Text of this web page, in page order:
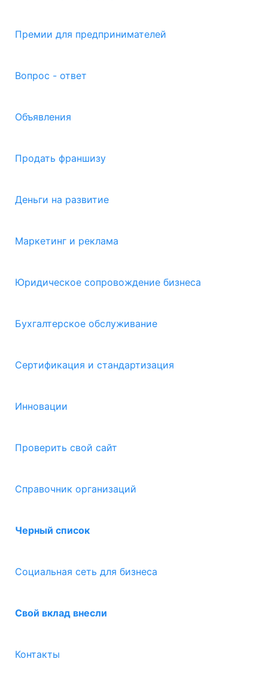
Премии для предпринимателей
Вопрос - ответ
Объявления
Продать франшизу
Деньги на развитие
Маркетинг и реклама
Юридическое сопровождение бизнеса
Бухгалтерское обслуживание
Сертификация и стандартизация
Инновации
Проверить свой сайт
Справочник организаций
Черный список
Социальная сеть для бизнеса
Свой вклад внесли
Контакты